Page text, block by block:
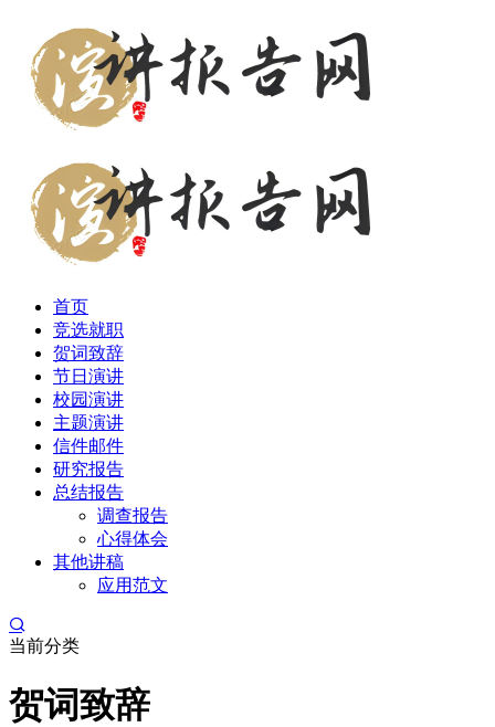
首页
竞选就职
贺词致辞
节日演讲
校园演讲
主题演讲
信件邮件
研究报告
总结报告
调查报告
心得体会
其他讲稿
应用范文
当前分类
贺词致辞